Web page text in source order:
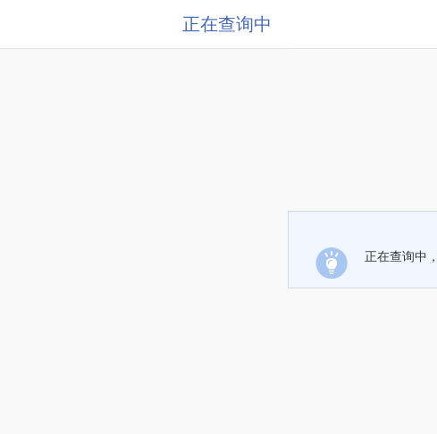
正在查询中
正在查询中